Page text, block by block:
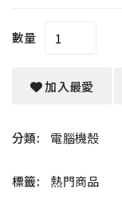
數量
加入最愛
分類: 電腦機殼
標籤: 熱門商品